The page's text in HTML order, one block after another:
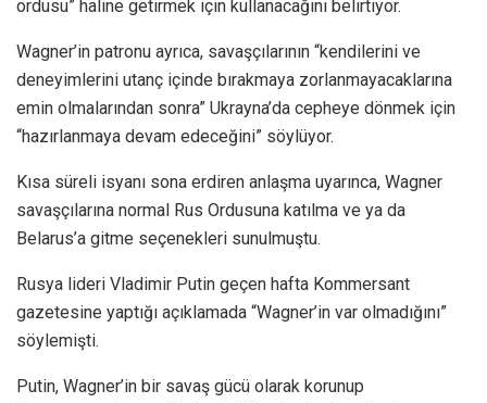
ordusu” haline getirmek için kullanacağını belirtiyor.
Wagner’in patronu ayrıca, savaşçılarının “kendilerini ve
deneyimlerini utanç içinde bırakmaya zorlanmayacaklarına
emin olmalarından sonra” Ukrayna’da cepheye dönmek için
“hazırlanmaya devam edeceğini” söylüyor.
Kısa süreli isyanı sona erdiren anlaşma uyarınca, Wagner
savaşçılarına normal Rus Ordusuna katılma ve ya da
Belarus’a gitme seçenekleri sunulmuştu.
Rusya lideri Vladimir Putin geçen hafta Kommersant
gazetesine yaptığı açıklamada “Wagner’in var olmadığını”
söylemişti.
Putin, Wagner’in bir savaş gücü olarak korunup